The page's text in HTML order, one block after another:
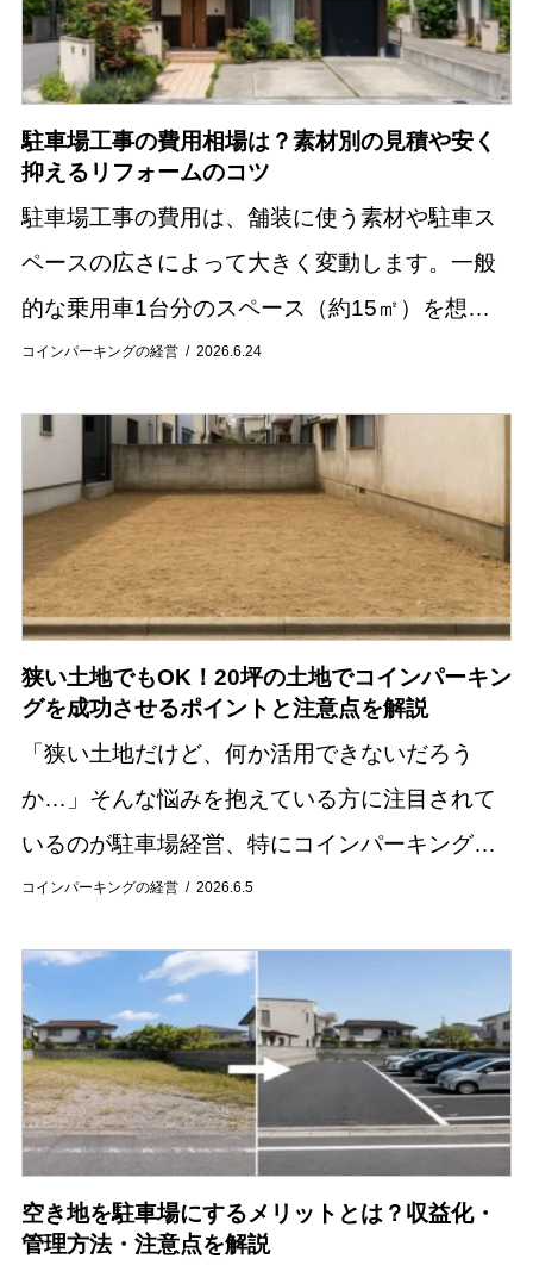
コインパーキングの経営 2026.6.24
駐車場工事の費用相場は？素材別の見積や安く
抑えるリフォームのコツ
駐車場工事の費用は、舗装に使う素材や駐車ス
ペースの広さによって大きく変動します。一般
的な乗用車1台分のスペース（約15㎡）を想定
した場合、費用相場はおおよそ10万円から40万
ス...
コインパーキングの経営 2026.6.5
狭い土地でもOK！20坪の土地でコインパーキン
グを成功させるポイントと注意点を解説
「狭い土地だけど、何か活用できないだろう
か…」そんな悩みを抱えている方に注目されて
いるのが駐車場経営、特にコインパーキングで
す。20坪前後の狭小地でも、工夫次第で安定し
は、狭い...
空き地を駐車場にするメリットとは？収益化・
管理方法・注意点を解説